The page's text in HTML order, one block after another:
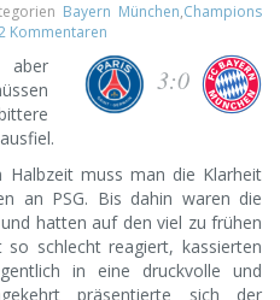
Bayern München,Champions
Kommentaren
3:0
aber
muss man die Klarheit
an PSG. Bis dahin waren die
hatten auf den viel zu frühen
schlecht reagiert, kassierten
in eine druckvolle und
präsentierte sich der